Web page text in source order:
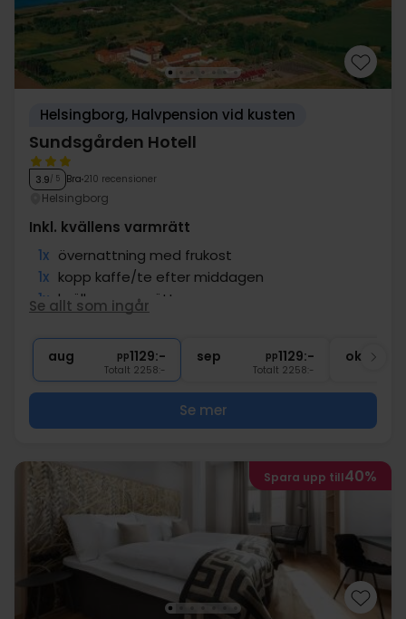
Helsingborg, Halvpension vid kusten
Sundsgården Hotell
3.9/ 5 Bra 210 recensioner
Helsingborg
Inkl. kvällens varmrätt
1x övernattning med frukost
1x kopp kaffe/te efter middagen
1x kvällens varmrätt
Gratis parkering
∞ Gratis internet
Se allt som ingår
aug pp1129:-
Totalt 2258:-
sep pp1129:-
Totalt 2258:-
okt
Se mer
Spara upp till40%